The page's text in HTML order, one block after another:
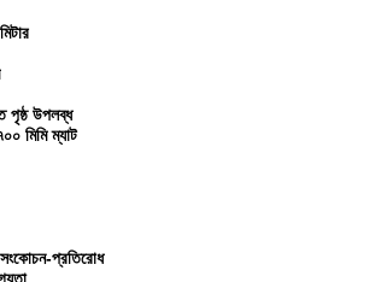
পৃষ্ঠ উপলব্ধ
মিমি ম্যাট
প্রতিরোধ